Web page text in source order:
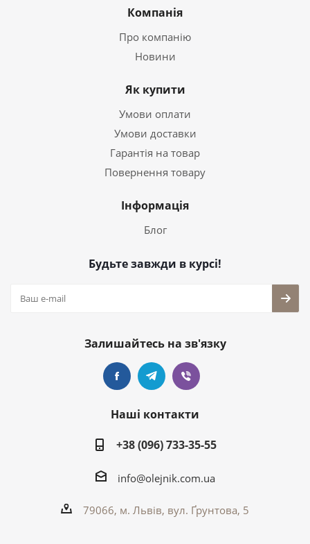
Компанія
Про компанію
Новини
Як купити
Умови оплати
Умови доставки
Гарантія на товар
Повернення товару
Інформація
Блог
Будьте завжди в курсі!
Залишайтесь на зв'язку
Наші контакти
+38 (096) 733-35-55
info@olejnik.com.ua
79066, м. Львів, вул. Ґрунтова, 5